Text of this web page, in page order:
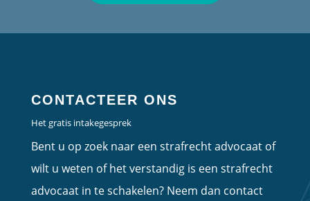
CONTACTEER ONS
Het gratis intakegesprek
Bent u op zoek naar een strafrecht advocaat of
wilt u weten of het verstandig is een strafrecht
advocaat in te schakelen? Neem dan contact